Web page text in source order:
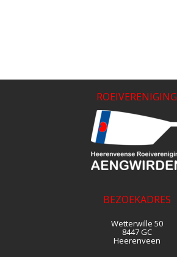
ROEIVERENIGING
BEZOEKADRES
Wetterwille 50
8447 GC
Heerenveen